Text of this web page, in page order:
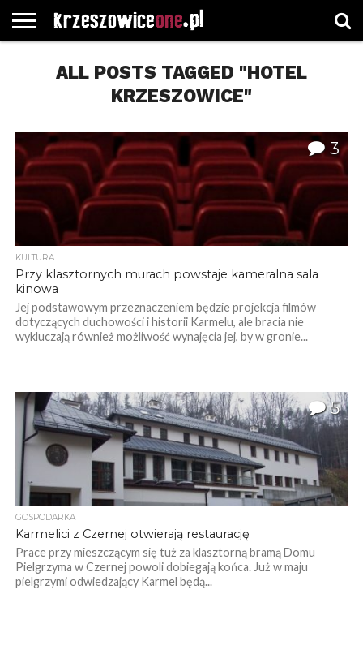
GŁÓWNA
WYBORY
SAMORZĄDOWE
WYBIERZ
KATEGORIE
ROZKŁADY
JAZDY
GREGORCZYK
WATCH
KONTAKT
ALL POSTS TAGGED "HOTEL
KRZESZOWICE"
3
KULTURA
Przy klasztornych murach powstaje kameralna sala
kinowa
Jej podstawowym przeznaczeniem będzie projekcja filmów
dotyczących duchowości i historii Karmelu, ale bracia nie
wykluczają również możliwość wynajęcia jej, by w gronie...
5
GOSPODARKA
Karmelici z Czernej otwierają restaurację
Prace przy mieszczącym się tuż za klasztorną bramą Domu
Pielgrzyma w Czernej powoli dobiegają końca. Już w maju
pielgrzymi odwiedzający Karmel będą...